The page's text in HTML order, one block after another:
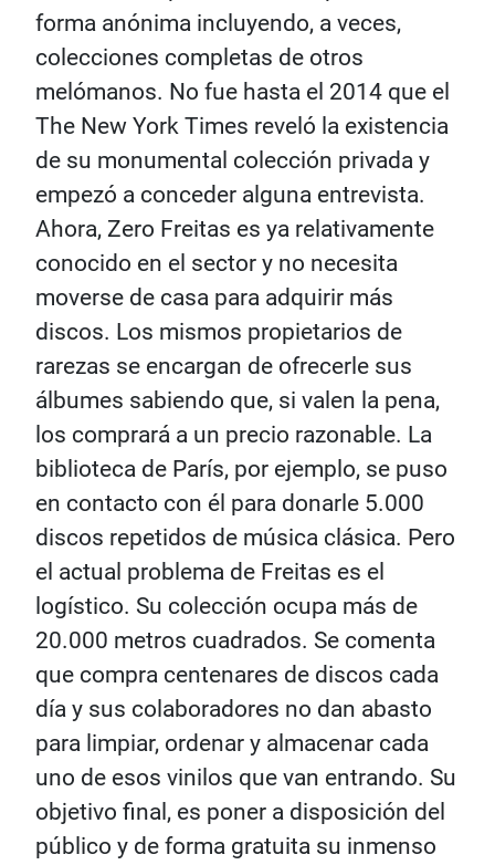
forma anónima incluyendo, a veces,
colecciones completas de otros
melómanos. No fue hasta el 2014 que el
The New York Times reveló la existencia
de su monumental colección privada y
empezó a conceder alguna entrevista.
Ahora, Zero Freitas es ya relativamente
conocido en el sector y no necesita
moverse de casa para adquirir más
discos. Los mismos propietarios de
rarezas se encargan de ofrecerle sus
álbumes sabiendo que, si valen la pena,
los comprará a un precio razonable. La
biblioteca de París, por ejemplo, se puso
en contacto con él para donarle 5.000
discos repetidos de música clásica. Pero
el actual problema de Freitas es el
logístico. Su colección ocupa más de
20.000 metros cuadrados. Se comenta
que compra centenares de discos cada
día y sus colaboradores no dan abasto
para limpiar, ordenar y almacenar cada
uno de esos vinilos que van entrando. Su
objetivo final, es poner a disposición del
público y de forma gratuita su inmenso